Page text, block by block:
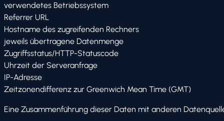
verwendetes Betriebssystem
Referrer URL
Hostname des zugreifenden Rechners
jeweils übertragene Datenmenge
Zugriffsstatus/HTTP-Statuscode
Uhrzeit der Serveranfrage
IP-Adresse
Zeitzonendifferenz zur Greenwich Mean Time (GMT)
Eine Zusammenführung dieser Daten mit anderen